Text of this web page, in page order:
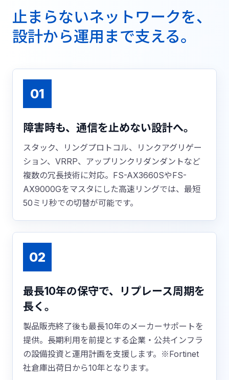
止まらないネットワークを、
設計から運用まで支える。
01
障害時も、通信を止めない設計へ。
スタック、リングプロトコル、リンクアグリゲー
ション、VRRP、アップリンクリダンダントなど
複数の冗長技術に対応。FS-AX3660SやFS-
AX9000Gをマスタにした高速リングでは、最短
50ミリ秒での切替が可能です。
02
最長10年の保守で、リプレース周期を
長く。
製品販売終了後も最長10年のメーカーサポートを
提供。長期利用を前提とする企業・公共インフラ
の設備投資と運用計画を支援します。※Fortinet
社倉庫出荷日から10年となります。